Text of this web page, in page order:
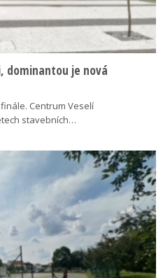
dominantou je nová
Centrum Veselí
stavebních…